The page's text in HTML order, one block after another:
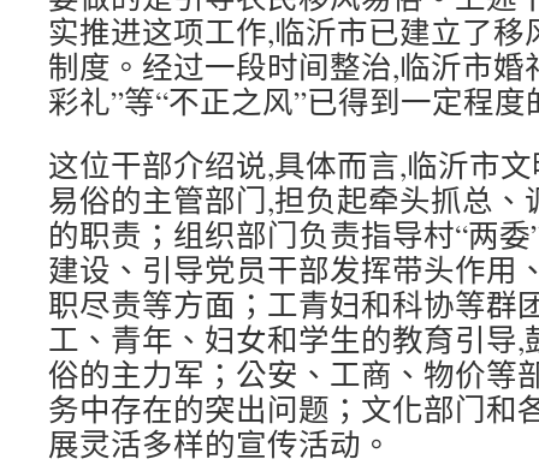
实推进这项工作,临沂市已建立了
制度。经过一段时间整治,临沂市婚
彩礼”等“不正之风”已得到一定程度
这位干部介绍说,具体而言,临沂市
易俗的主管部门,担负起牵头抓总
的职责；组织部门负责指导村“两委
建设、引导党员干部发挥带头作用
职尽责等方面；工青妇和科协等群
工、青年、妇女和学生的教育引导
俗的主力军；公安、工商、物价等
务中存在的突出问题；文化部门和
展灵活多样的宣传活动。